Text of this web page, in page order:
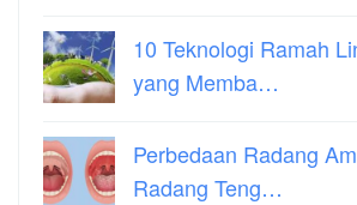
10 Teknologi Ramah
yang Memba…
Perbedaan Radang
Radang Teng…